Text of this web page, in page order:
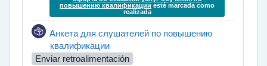
повышению квалификации esté marcada como
realizada
Анкета для слушателей по повышению
квалификации
Encuesta
Enviar retroalimentación